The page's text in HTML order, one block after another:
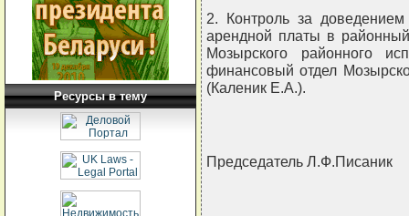
Ресурсы в тему
2. Контроль за
арендной платы в
Мозырского районного
финансовый отдел
(Каленик Е.А.).
Председатель Л.Ф.Писаник